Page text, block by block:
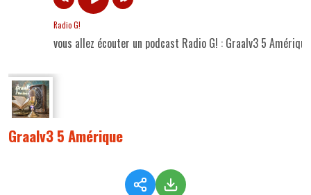
Radio G!
vous allez écouter un podcast Radio G! : Graalv3 5 Amérique
Graalv3 5 Amérique